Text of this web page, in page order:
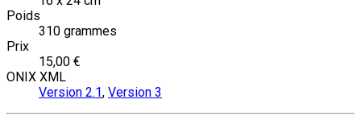
Poids
310 grammes
Prix
15,00 €
ONIX XML
Version 2.1, Version 3